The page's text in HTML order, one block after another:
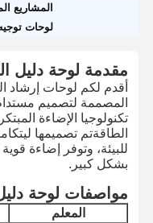
المشاريع
لوحات
مقدمة لوحة دليل
أقدم لكم لوحات إرشاد
المصممة لتصميم
تكنولوجيا الإضاءة
الطاقةتم تصميمها
للبيئة، وتوفر إضاءة
بشكل كبير.
مواصفات لوحة
المعلم